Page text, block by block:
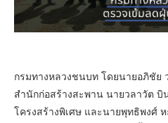
กรมทางหลวงชนบท โดยนายอภิชัย
สำนักก่อสร้างสะพาน นายวลาวัต บิ
โครงสร้างพิเศษ และนายพุทธิพงศ์